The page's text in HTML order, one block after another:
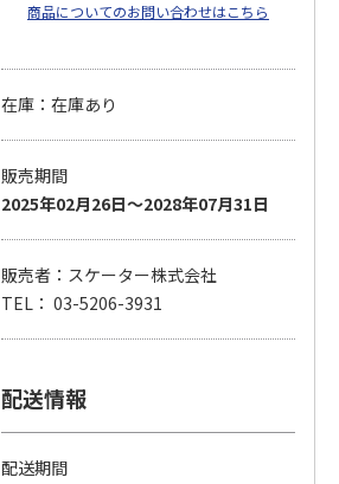
商品についてのお問い合わせはこちら
在庫：在庫あり
販売期間
2025年02月26日～2028年07月31日
販売者：スケーター株式会社
TEL： 03-5206-3931
配送情報
配送期間